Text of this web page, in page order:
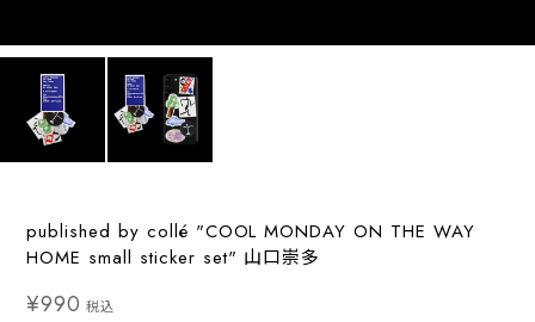
published by collé "COOL MONDAY ON THE WAY
HOME small sticker set" 山口崇多
¥990 税込